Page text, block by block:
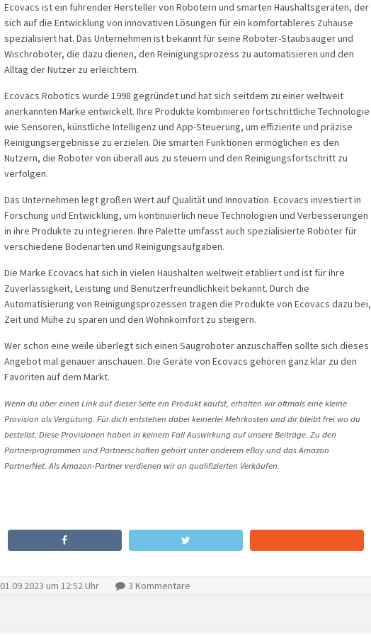
Ecovacs ist ein führender Hersteller von Robotern und smarten Haushaltsgeräten, der
sich auf die Entwicklung von innovativen Lösungen für ein komfortableres Zuhause
spezialisiert hat. Das Unternehmen ist bekannt für seine Roboter-Staubsauger und
Wischroboter, die dazu dienen, den Reinigungsprozess zu automatisieren und den
Alltag der Nutzer zu erleichtern.
Ecovacs Robotics wurde 1998 gegründet und hat sich seitdem zu einer weltweit
anerkannten Marke entwickelt. Ihre Produkte kombinieren fortschrittliche Technologie
wie Sensoren, künstliche Intelligenz und App-Steuerung, um effiziente und präzise
Reinigungsergebnisse zu erzielen. Die smarten Funktionen ermöglichen es den
Nutzern, die Roboter von überall aus zu steuern und den Reinigungsfortschritt zu
verfolgen.
Das Unternehmen legt großen Wert auf Qualität und Innovation. Ecovacs investiert in
Forschung und Entwicklung, um kontinuierlich neue Technologien und Verbesserungen
in ihre Produkte zu integrieren. Ihre Palette umfasst auch spezialisierte Roboter für
verschiedene Bodenarten und Reinigungsaufgaben.
Die Marke Ecovacs hat sich in vielen Haushalten weltweit etabliert und ist für ihre
Zuverlässigkeit, Leistung und Benutzerfreundlichkeit bekannt. Durch die
Automatisierung von Reinigungsprozessen tragen die Produkte von Ecovacs dazu bei,
Zeit und Mühe zu sparen und den Wohnkomfort zu steigern.
Wer schon eine weile überlegt sich einen Saugroboter anzuschaffen sollte sich dieses
Angebot mal genauer anschauen. Die Geräte von Ecovacs gehören ganz klar zu den
Favoriten auf dem Markt.
Wenn du über einen Link auf dieser Seite ein Produkt kaufst, erhalten wir oftmals eine kleine
Provision als Vergütung. Für dich entstehen dabei keinerlei Mehrkosten und dir bleibt frei wo du
bestellst. Diese Provisionen haben in keinem Fall Auswirkung auf unsere Beiträge. Zu den
Partnerprogrammen und Partnerschaften gehört unter anderem eBay und das Amazon
PartnerNet. Als Amazon-Partner verdienen wir an qualifizierten Verkäufen.
01.09.2023 um 12:52 Uhr 3 Kommentare